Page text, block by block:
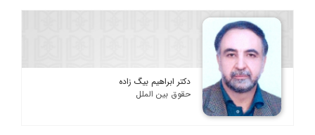
دکتر ابراهیم بیگ زاده
حقوق بین الملل